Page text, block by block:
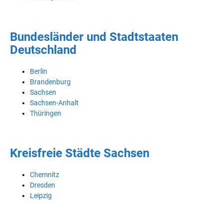
Bundesländer und Stadtstaaten
Deutschland
Berlin
Brandenburg
Sachsen
Sachsen-Anhalt
Thüringen
Kreisfreie Städte Sachsen
Chemnitz
Dresden
Leipzig